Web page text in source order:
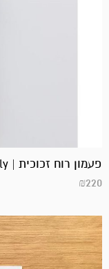
פעמון רוח זכוכית | firefly
₪220